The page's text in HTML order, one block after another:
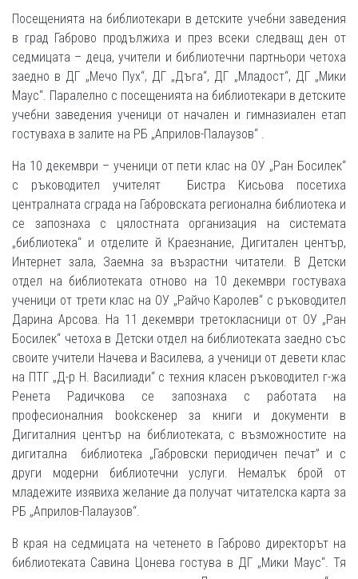
Посещенията на библиотекари в детските учебни заведения
в град Габрово продължиха и през всеки следващ ден от
седмицата – деца, учители и библиотечни партньори четоха
заедно в ДГ „Мечо Пух“, ДГ „Дъга“, ДГ „Младост“, ДГ „Мики
Маус“. Паралелно с посещенията на библиотекари в детските
учебни заведения ученици от начален и гимназиален етап
гостуваха в залите на РБ „Априлов-Палаузов“ .
На 10 декември – ученици от пети клас на ОУ „Ран Босилек“
с ръководител учителят Бистра Кисьова посетиха
централната сграда на Габровската регионална библиотека и
се запознаха с цялостната организация на системата
„библиотека“ и отделите й Краезнание, Дигитален център,
Интернет зала, Заемна за възрастни читатели. В Детски
отдел на библиотеката отново на 10 декември гостуваха
ученици от трети клас на ОУ „Райчо Каролев“ с ръководител
Дарина Арсова. На 11 декември третокласници от ОУ „Ран
Босилек“ четоха в Детски отдел на библиотеката заедно със
своите учители Начева и Василева, а ученици от девети клас
на ПТГ „Д-р Н. Василиади“ с техния класен ръководител г-жа
Ренета Радичкова се запознаха с работата на
професионалния bookскенер за книги и документи в
Дигиталния център на библиотеката, с възможностите на
дигитална библиотека „Габровски периодичен печат” и с
други модерни библиотечни услуги. Немалък брой от
младежите изявиха желание да получат читателска карта за
РБ „Априлов-Палаузов“.
В края на седмицата на четенето в Габрово директорът на
библиотеката Савина Цонева гостува в ДГ „Мики Маус“. Тя